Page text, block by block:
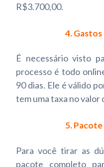
R$3.700,00.
4.
É necessário visto
processo é todo
90 dias. Ele é válido
tem uma taxa no valor
5.
Para você tirar as
pacote completo